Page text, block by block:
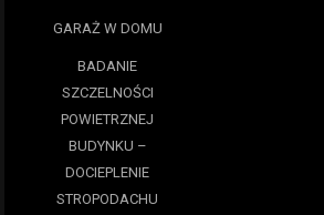
GARAŻ W DOMU
BADANIE
SZCZELNOŚCI
POWIETRZNEJ
BUDYNKU –
DOCIEPLENIE
STROPODACHU